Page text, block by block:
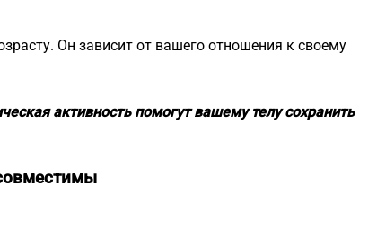
Он зависит от вашего отношения к своему
активность помогут вашему телу сохранить